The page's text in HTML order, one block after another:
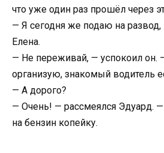
что уже один раз прошёл через
— Я сегодня же подаю на развод,
Елена.
— Не переживай, — успокоил он.
организую, знакомый водитель
— А дорого?
— Очень! — рассмеялся Эдуард.
на бензин копейку.